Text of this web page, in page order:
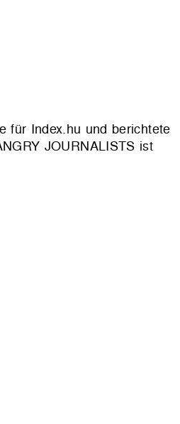
für Index.hu und berichtete
JOURNALISTS ist